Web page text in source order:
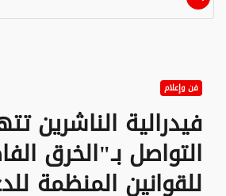
فن وإعلام
فيدرالية الناشرين
التواصل بـ"الخرق
للقوانين المنظمة